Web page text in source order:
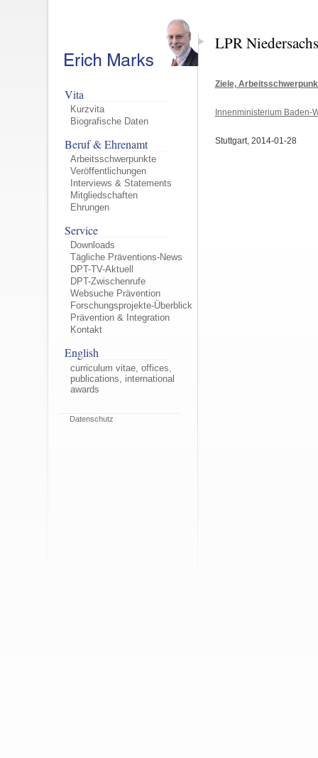
Vita
Kurzvita
Biografische Daten
Beruf & Ehrenamt
Arbeitsschwerpunkte
Veröffentlichungen
Interviews & Statements
Mitgliedschaften
Ehrungen
Service
Downloads
Tägliche Präventions-News
DPT-TV-Aktuell
DPT-Zwischenrufe
Websuche Prävention
Forschungsprojekte-Überblick
Prävention & Integration
Kontakt
English
curriculum vitae, offices,
publications, international
awards
Datenschutz
LPR
Ziele,
Innenministerium Baden-
Stuttgart, 2014-01-28